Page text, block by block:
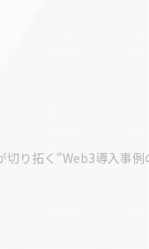
り拓く“Web3導入事例